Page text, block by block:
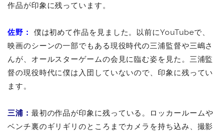
作品が印象に残っています。
佐野：
僕は初めて作品を見ました。以前にYouTubeで、
映画のシーンの一部でもある現役時代の三浦監督や三嶋さ
んが、オールスターゲームの会見に臨む姿を見た。三浦監
督の現役時代に僕は入団していないので、印象に残ってい
ます。
三浦： 最初の作品が印象に残っている。ロッカールームや
ベンチ裏のギリギリのところまでカメラを持ち込み、撮影